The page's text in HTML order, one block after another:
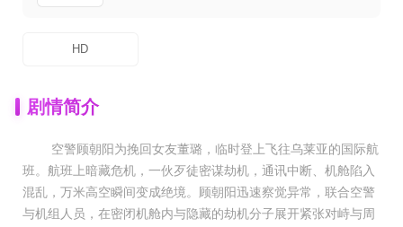
HD
剧情简介
空警顾朝阳为挽回女友董璐，临时登上飞往乌莱亚的国际航
班。航班上暗藏危机，一伙歹徒密谋劫机，通讯中断、机舱陷入
混乱，万米高空瞬间变成绝境。顾朝阳迅速察觉异常，联合空警
与机组人员，在密闭机舱内与隐藏的劫机分子展开紧张对峙与周